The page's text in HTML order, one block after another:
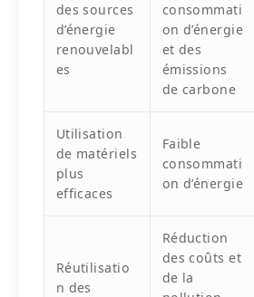
des sources
d’énergie
renouvelabl
es
consommati
on d’énergie
et des
émissions
de carbone
Utilisation
de matériels
plus
efficaces
Faible
consommati
on d’énergie
Réutilisatio
n des
Réduction
des coûts et
de la